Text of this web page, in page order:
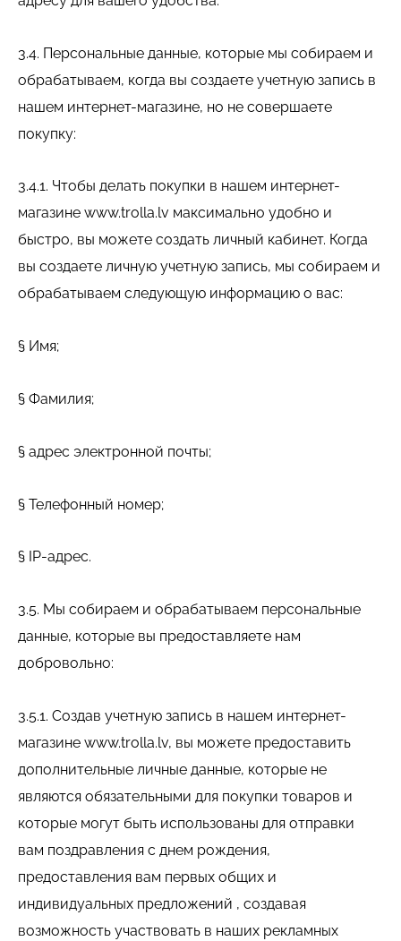
3.4. Персональные данные, которые мы собираем и
обрабатываем, когда вы создаете учетную запись в
нашем интернет-магазине, но не совершаете
покупку:
3.4.1. Чтобы делать покупки в нашем интернет-
магазине www.trolla.lv максимально удобно и
быстро, вы можете создать личный кабинет. Когда
вы создаете личную учетную запись, мы собираем и
обрабатываем следующую информацию о вас:
§ Имя;
§ Фамилия;
§ адрес электронной почты;
§ Телефонный номер;
§ IP-адрес.
3.5. Мы собираем и обрабатываем персональные
данные, которые вы предоставляете нам
добровольно:
3.5.1. Создав учетную запись в нашем интернет-
магазине www.trolla.lv, вы можете предоставить
дополнительные личные данные, которые не
являются обязательными для покупки товаров и
которые могут быть использованы для отправки
вам поздравления с днем рождения,
предоставления вам первых общих и
индивидуальных предложений , создавая
возможность участвовать в наших рекламных